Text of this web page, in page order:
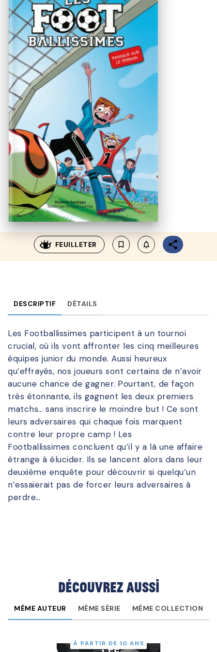
FEUILLETER bookmark_border
DESCRIPTIF DÉTAILS
Les Footballissimes participent à un tournoi
crucial, où ils vont affronter les cinq meilleures
équipes junior du monde. Aussi heureux
qu’effrayés, nos joueurs sont certains de n’avoir
aucune chance de gagner. Pourtant, de façon
très étonnante, ils gagnent les deux premiers
matchs… sans inscrire le moindre but ! Ce sont
leurs adversaires qui chaque fois marquent
contre leur propre camp ! Les
Footballissimes concluent qu’il y a là une affaire
étrange à élucider. Ils se lancent alors dans leur
deuxième enquête pour découvrir si quelqu’un
n’essaierait pas de forcer leurs adversaires à
perdre…
Découvrez aussi
MÊME AUTEUR MÊME SÉRIE MÊME COLLECTION
À PARTIR DE 10 ANS